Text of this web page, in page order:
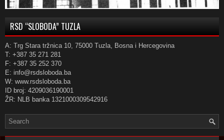
RSD “SLOBODA” TUZLA
A: Trg Stara tržnica 10, 75000 Tuzla, Bosna i Hercegovina
T: +387 35 271 281
F: +387 35 252 370
E: info@rsdsloboda.ba
W: www.rsdsloboda.ba
ID broj: 4209036190001
ŽR: NLB banka 1321000309542916